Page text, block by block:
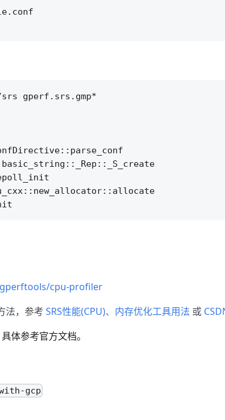
gperf.srs.gmp*
cpu-profiler
法，参考 SRS性能(CPU)、内存优化工具用法 或
体参考官方文档。
gcp